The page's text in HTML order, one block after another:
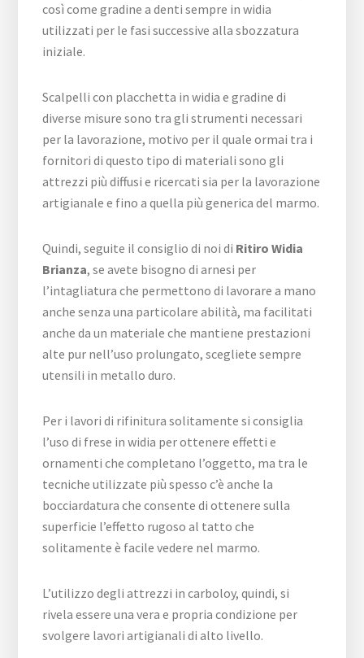
così come gradine a denti sempre in widia
utilizzati per le fasi successive alla sbozzatura
iniziale.
Scalpelli con placchetta in widia e gradine di
diverse misure sono tra gli strumenti necessari
per la lavorazione, motivo per il quale ormai tra i
fornitori di questo tipo di materiali sono gli
attrezzi più diffusi e ricercati sia per la lavorazione
artigianale e fino a quella più generica del marmo.
Quindi, seguite il consiglio di noi di Ritiro Widia
Brianza, se avete bisogno di arnesi per
l’intagliatura che permettono di lavorare a mano
anche senza una particolare abilità, ma facilitati
anche da un materiale che mantiene prestazioni
alte pur nell’uso prolungato, scegliete sempre
utensili in metallo duro.
Per i lavori di rifinitura solitamente si consiglia
l’uso di frese in widia per ottenere effetti e
ornamenti che completano l’oggetto, ma tra le
tecniche utilizzate più spesso c’è anche la
bocciardatura che consente di ottenere sulla
superficie l’effetto rugoso al tatto che
solitamente è facile vedere nel marmo.
L’utilizzo degli attrezzi in carboloy, quindi, si
rivela essere una vera e propria condizione per
svolgere lavori artigianali di alto livello.